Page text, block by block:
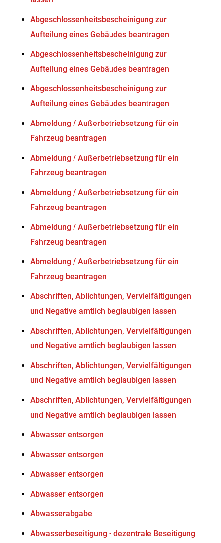
Abgeschlossenheitsbescheinigung zur
Aufteilung eines Gebäudes beantragen
Abgeschlossenheitsbescheinigung zur
Aufteilung eines Gebäudes beantragen
Abgeschlossenheitsbescheinigung zur
Aufteilung eines Gebäudes beantragen
Abmeldung / Außerbetriebsetzung für ein
Fahrzeug beantragen
Abmeldung / Außerbetriebsetzung für ein
Fahrzeug beantragen
Abmeldung / Außerbetriebsetzung für ein
Fahrzeug beantragen
Abmeldung / Außerbetriebsetzung für ein
Fahrzeug beantragen
Abmeldung / Außerbetriebsetzung für ein
Fahrzeug beantragen
Abschriften, Ablichtungen, Vervielfältigungen
und Negative amtlich beglaubigen lassen
Abschriften, Ablichtungen, Vervielfältigungen
und Negative amtlich beglaubigen lassen
Abschriften, Ablichtungen, Vervielfältigungen
und Negative amtlich beglaubigen lassen
Abschriften, Ablichtungen, Vervielfältigungen
und Negative amtlich beglaubigen lassen
Abwasser entsorgen
Abwasser entsorgen
Abwasser entsorgen
Abwasser entsorgen
Abwasserabgabe
Abwasserbeseitigung - dezentrale Beseitigung